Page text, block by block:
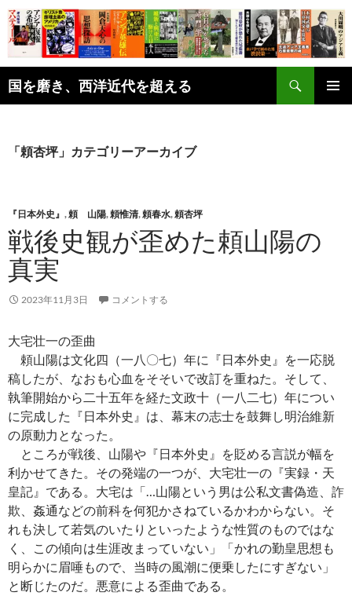
コ
ン
テ
ン
ツ
へ
国を磨き、西洋近代を超える
索
「頼杏坪」カテゴリーアーカイブ
『日本外史』 ,頼 山陽,頼惟清,頼春水,頼杏坪
戦後史観が歪めた頼山陽の
真実
2023年11月3日 コメントする
大宅壮一の歪曲
頼山陽は文化四（一八〇七）年に『日本外史』を一応脱
稿したが、なおも心血をそそいで改訂を重ねた。そして、
執筆開始から二十五年を経た文政十（一八二七）年につい
に完成した『日本外史』は、幕末の志士を鼓舞し明治維新
の原動力となった。
ところが戦後、山陽や『日本外史』を貶める言説が幅を
利かせてきた。その発端の一つが、大宅壮一の『実録・天
皇記』である。大宅は「…山陽という男は公私文書偽造、詐
欺、姦通などの前科を何犯かさねているかわからない。そ
れも決して若気のいたりといったような性質のものではな
く、この傾向は生涯改まっていない」「かれの勤皇思想も
明らかに眉唾もので、当時の風潮に便乗したにすぎない」
と断じたのだ。悪意による歪曲である。